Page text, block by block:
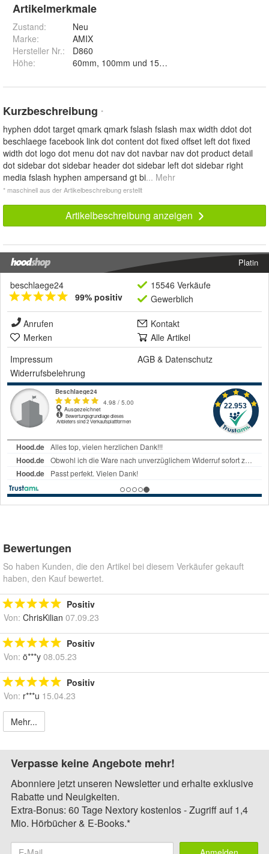
Artikelmerkmale
Zustand:
Neu
Marke:
AMIX
Hersteller Nr.:
D860
Höhe: 60mm, 100mm und 150mm
Kurzbeschreibung *
hyphen ddot target qmark qmark fslash fslash max width ddot dot
beschlaege facebook link dot content dot fixed offset left dot fixed
width dot logo dot menu dot nav dot navbar nav dot product detail
dot sidebar dot sidebar header dot sidebar left dot sidebar right
media fslash hyphen ampersand gt bi... Mehr
* maschinell aus der Artikelbeschreibung erstellt
Artikelbeschreibung anzeigen
Platin
beschlaege24
99% positiv
15546 Verkäufe
Gewerblich
Anrufen
Kontakt
Merken
Alle Artikel
Impressum
AGB & Datenschutz
Widerrufsbelehrung
Bewertungen
So haben Kunden, die den Artikel bei diesem Verkäufer gekauft
haben, den Kauf bewertet.
Positiv
Von: ChrisKilian 07.09.23
Positiv
Von: ö***y 08.05.23
Positiv
Von: r***u 15.04.23
Mehr...
Verpasse keine Angebote mehr!
Abonniere jetzt unseren Newsletter und erhalte exklusive
Rabatte und Neuigkeiten.
Extra-Bonus: 60 Tage Nextory kostenlos - Zugriff auf 1,4
Mio. Hörbücher & E-Books.*